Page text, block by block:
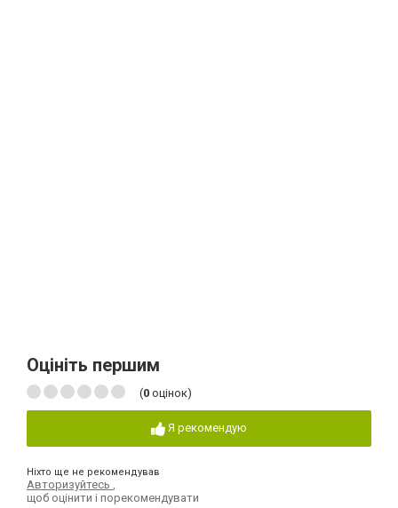
Оцініть першим
(0 оцінок)
Я рекомендую
Ніхто ще не рекомендував
Авторизуйтесь
щоб оцінити і порекомендувати